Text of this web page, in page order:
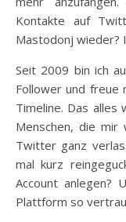
Kontakte auf
Mastodonj wieder?
Seit 2009 bin ich
Follower und freue
Timeline. Das alles
Menschen, die mir
Twitter ganz
mal kurz
Account
Plattform so